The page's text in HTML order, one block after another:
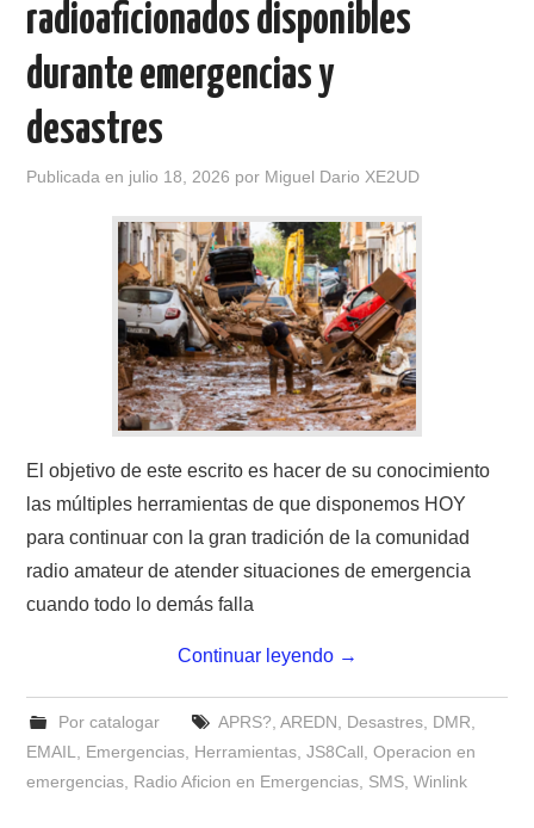
CONTACTO
HISTORIA DE LA RADIO
IMÁGENES CRECJ
LA PULGA MERCANTE
LITERATURA DE LA RADIO
MIEMBROS ORIGINALES
MODOS DIGITALES
MORSE CW APRENDE Y MAS
NUESTRAS ACTIVIDADES !
PATROCINADORES
PLAN DE BANDAS DE
RADIOAFICIONADOS EN MEXICO
PROMOCIÓN DE LA RADIO AFICIÓN
radioaficionados disponibles
durante emergencias y
desastres
Publicada en julio 18, 2026 por Miguel Dario XE2UD
El objetivo de este escrito es hacer de su conocimiento
las múltiples herramientas de que disponemos HOY
para continuar con la gran tradición de la comunidad
radio amateur de atender situaciones de emergencia
cuando todo lo demás falla
Continuar leyendo →
Por catalogar APRS?, AREDN, Desastres, DMR,
EMAIL, Emergencias, Herramientas,JS8Call,Operacion en
emergencias, Radio Aficion en Emergencias, SMS,Winlink